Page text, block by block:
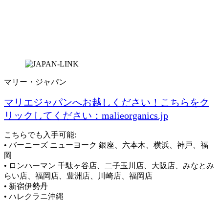
マリー・ジャパン
マリエジャパンへお越しください！こちらをク
リックしてください：malieorganics.jp
こちらでも入手可能:
• バーニーズ ニューヨーク 銀座、六本木、横浜、神戸、福
岡
• ロンハーマン 千駄ヶ谷店、二子玉川店、大阪店、みなとみ
らい店、福岡店、豊洲店、川崎店、福岡店
• 新宿伊勢丹
• ハレクラニ沖縄